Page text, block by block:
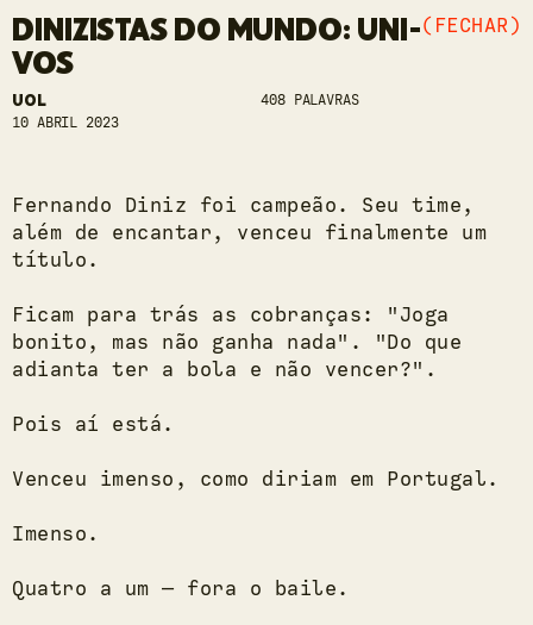
(FECHAR)
DINIZISTAS DO MUNDO: UNI-
VOS
UOL
10 ABRIL 2023
408 PALAVRAS
Fernando Diniz foi campeão. Seu time,
além de encantar, venceu finalmente um
título.
Ficam para trás as cobranças: "Joga
bonito, mas não ganha nada". "Do que
adianta ter a bola e não vencer?".
Pois aí está.
Venceu imenso, como diriam em Portugal.
Imenso.
Quatro a um — fora o baile.